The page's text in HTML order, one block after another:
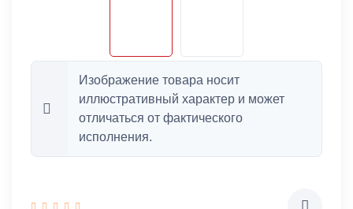
Изображение товара носит
иллюстративный характер и может
отличаться от фактического
исполнения.